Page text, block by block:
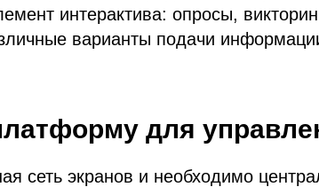
интерактива: опросы,
варианты подачи
для
сеть экранов и необходимо